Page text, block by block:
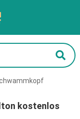
kostenlos